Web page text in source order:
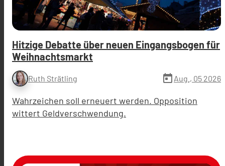
Hitzige Debatte über neuen Eingangsbogen für
Weihnachtsmarkt
Ruth Strätling today Aug., 05 2026
Wahrzeichen soll erneuert werden. Opposition
wittert Geldverschwendung.